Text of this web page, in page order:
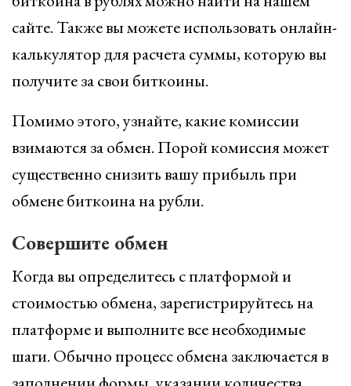
сайте. Также вы можете использовать онлайн-
калькулятор для расчета суммы, которую вы
получите за свои биткоины.
Помимо этого, узнайте, какие комиссии
взимаются за обмен. Порой комиссия может
существенно снизить вашу прибыль при
обмене биткоина на рубли.
Совершите обмен
Когда вы определитесь с платформой и
стоимостью обмена, зарегистрируйтесь на
платформе и выполните все необходимые
шаги. Обычно процесс обмена заключается в